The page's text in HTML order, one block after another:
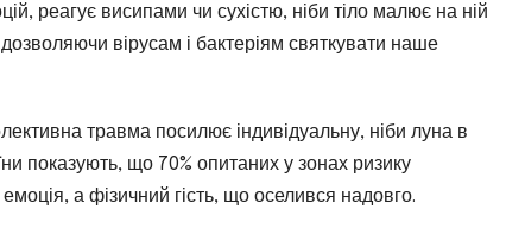
реагує висипами чи сухістю, ніби тіло малює на ній
вірусам і бактеріям святкувати наше
травма посилює індивідуальну, ніби луна в
показують, що 70% опитаних у зонах ризику
а фізичний гість, що оселився надовго.